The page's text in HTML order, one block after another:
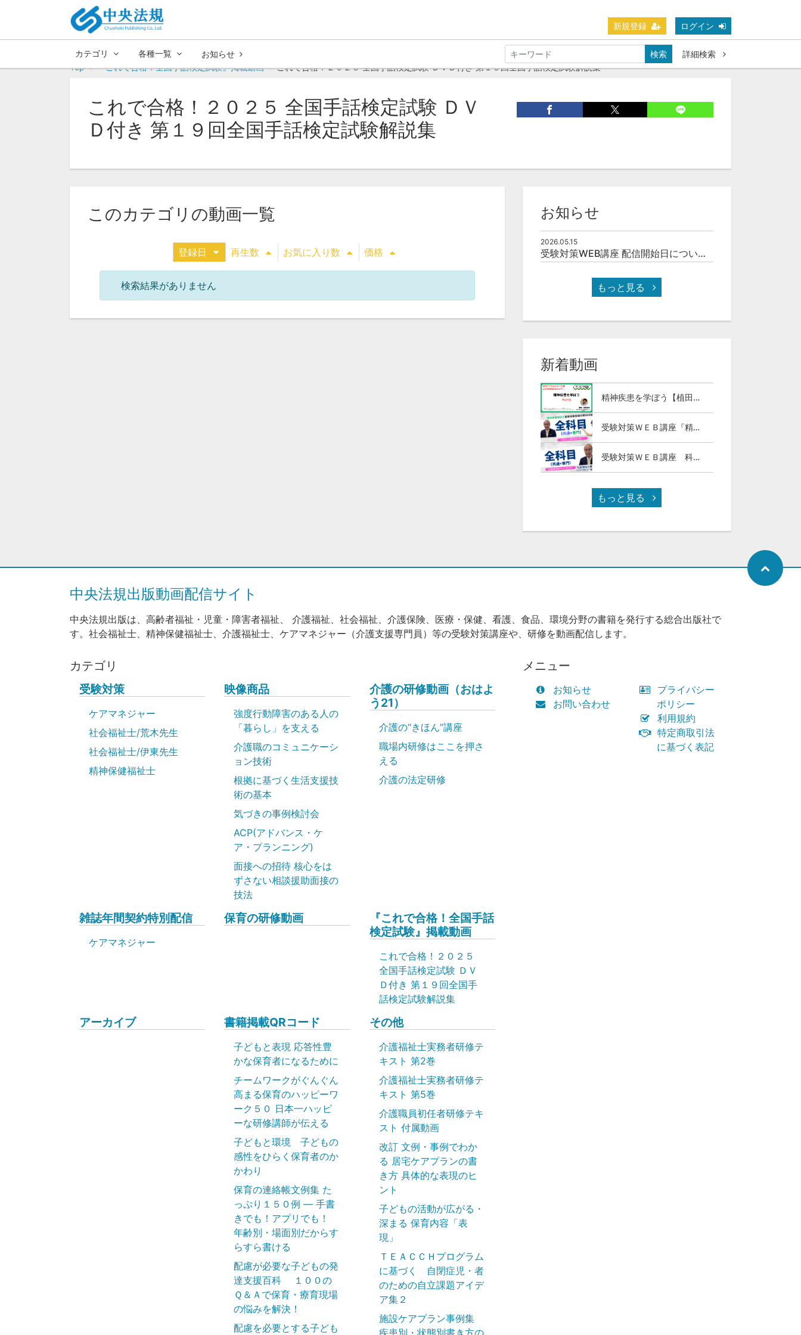
新規登録 ログイン
カテゴリ 各種一覧 お知らせ 検索
詳細検索
Top
『これで合格！全国手話検定試験』掲載動画 これで合格！２０２５ 全国手話検定試験 ＤＶＤ付き 第１９回全国手話検定試験解説集
これで合格！２０２５ 全国手話検定試験 ＤＶ
Ｄ付き 第１９回全国手話検定試験解説集
このカテゴリの動画一覧
登録日 再生数 お気に入り数 価格
検索結果がありません
お知らせ
2026.05.15
受験対策WEB講座 配信開始日について(予定)
もっと見る
新着動画
精神疾患を学ぼう【植田俊幸氏】Part３
受験対策ＷＥＢ講座『精神保健福祉士国試ナビ［専門科目］２０２７』＆「科目別の重要ポイントがわかる！社会福祉士合格講座２０２７［共通科目］」
受験対策ＷＥＢ講座 科目別の重要ポイントがわかる！社会福祉士合格講座２０２７（全セット）
もっと見る
中央法規出版動画配信サイト
中央法規出版は、高齢者福祉・児童・障害者福祉、 介護福祉、社会福祉、介護保険、医療・保健、看護、食品、環境分野の書籍を発行する総合出版社で
す。社会福祉士、精神保健福祉士、介護福祉士、ケアマネジャー（介護支援専門員）等の受験対策講座や、研修を動画配信します。
カテゴリ
受験対策
ケアマネジャー
社会福祉士/荒木先生
社会福祉士/伊東先生
精神保健福祉士
映像商品
強度行動障害のある人の
「暮らし」を支える
介護職のコミュニケーシ
ョン技術
根拠に基づく生活支援技
術の基本
気づきの事例検討会
ACP(アドバンス・ケ
ア・プランニング)
面接への招待 核心をは
ずさない相談援助面接の
技法
介護の研修動画（おはよ
う21）
介護の“きほん”講座
職場内研修はここを押さ
える
介護の法定研修
雑誌年間契約特別配信
ケアマネジャー
保育の研修動画
『これで合格！全国手話
検定試験』掲載動画
これで合格！２０２５
全国手話検定試験 ＤＶ
Ｄ付き 第１９回全国手
話検定試験解説集
アーカイブ 書籍掲載QRコード
子どもと表現 応答性豊
かな保育者になるために
チームワークがぐんぐん
高まる保育のハッピーワ
ーク５０ 日本一ハッピ
ーな研修講師が伝える
子どもと環境 子どもの
感性をひらく保育者のか
かわり
保育の連絡帳文例集 た
っぷり１５０例 ― 手書
きでも！アプリでも！
年齢別・場面別だからす
らすら書ける
配慮が必要な子どもの発
達支援百科 １００の
Ｑ＆Ａで保育・療育現場
の悩みを解決！
配慮を必要とする子ども
その他
介護福祉士実務者研修テ
キスト 第2巻
介護福祉士実務者研修テ
キスト 第5巻
介護職員初任者研修テキ
スト 付属動画
改訂 文例・事例でわか
る 居宅ケアプランの書
き方 具体的な表現のヒ
ント
子どもの活動が広がる・
深まる 保育内容「表
現」
ＴＥＡＣＣＨプログラム
に基づく 自閉症児・者
のための自立課題アイデ
ア集２
施設ケアプラン事例集
疾患別・状態別書き方の
メニュー
お知らせ
お問い合わせ
プライバシー
ポリシー
利用規約
特定商取引法
に基づく表記